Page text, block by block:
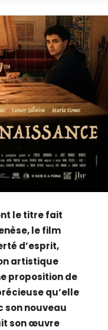
le titre fait
le film
d’esprit,
artistique
proposition de
qu’elle
son nouveau
son œuvre